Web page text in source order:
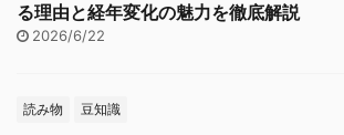
る理由と経年変化の魅力を徹底解説
2026/6/22
読み物 豆知識